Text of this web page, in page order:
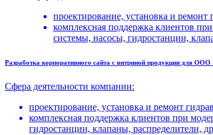
проектирование, установка и
комплексная поддержка клиентов
системы, насосы, гидростанции,
Разработка корпоративного сайта с витриной продукции
Сфера деятельности компании:
проектирование, установка и ремонт
комплексная поддержка клиентов при
гидростанции, клапаны, распределители,